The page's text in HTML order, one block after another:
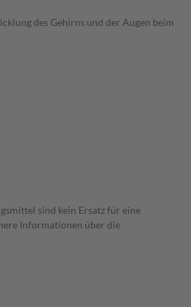
des Gehirns und der Augen beim
sind kein Ersatz für eine
Informationen über die